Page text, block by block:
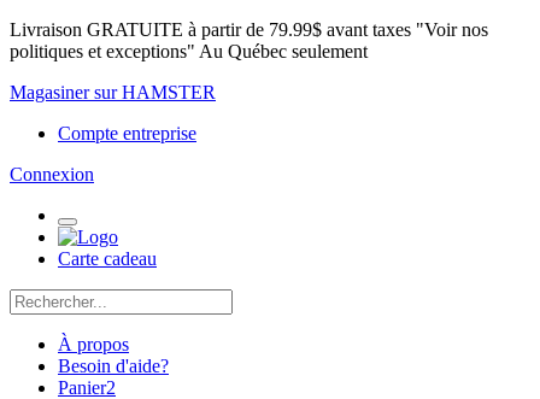
Livraison GRATUITE à partir de 79.99$ avant taxes "Voir nos
politiques et exceptions" Au Québec seulement
Magasiner sur HAMSTER
Compte entreprise
Connexion
Carte cadeau
À propos
Besoin d'aide?
Panier2